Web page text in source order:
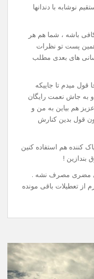
نوشابه با دندانها
کافی باشه ، شما هم هر
پست تو نظرات
های بعدی مطلب
قول میدم تا جاییکه
به جاش نعمت رایگان
هم بیاین به من و
قول بدین کنارش
کننده هم استفاده کنین
بندازین !
مضری مصرف نشه .
از تعطیلات باقی مونده